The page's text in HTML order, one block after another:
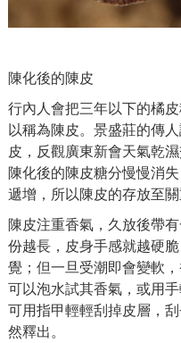
陳化後的陳皮
行內人會把三年以下的橘
以稱為陳皮。景盛莊的傳
皮，反觀廣東新會天氣乾
陳化後的陳皮糖分慢慢消
遞增，所以陳皮的存放至關
陳皮注重香氣，久放後帶
份越長，皮身手感就越硬
覺；但一旦受潮即會變軟
可以泡水試其香氣，或用
可用指甲輕輕刮掉皮層，
然釋出。